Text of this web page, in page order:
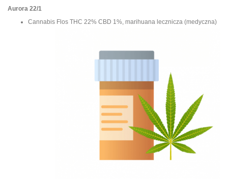
Aurora 22/1
Cannabis Flos THC 22% CBD 1%, marihuana lecznicza (medyczna)